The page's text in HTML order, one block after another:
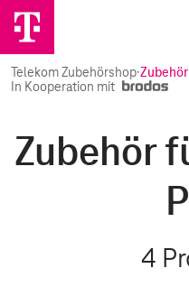
Telekom Zubehörshop·Zubehör
In Kooperation mit
Zubehör
4